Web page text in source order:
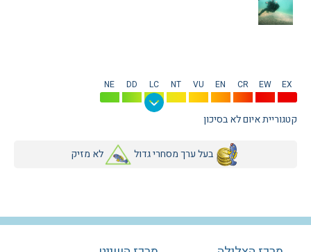
EX
EW
CR
EN
VU
NT
LC
DD
NE
קטגוריית איום לא בסיכון
בעל ערך מסחרי גדול לא מזיק